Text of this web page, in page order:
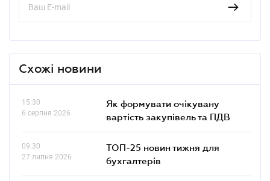
Схожі новини
15.30
6 серпня 2026
Як формувати очікувану
вартість закупівель та ПДВ
09.30
27 липня 2026
ТОП-25 новин тижня для
бухгалтерів